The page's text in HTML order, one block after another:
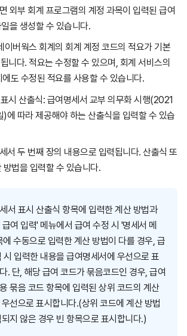
외부 회계 프로그램의 계정 과목이 입력된 급여
을 생성할 수 있습니다.
이버웍스 회계의 회계 계정 코드의 적요가 기본
니다. 적요는 수정할 수 있으며, 회계 서비스의
도 수정된 적요를 사용할 수 있습니다.
시 산출식: 급여명세서 교부 의무화 시행(2021
)에 따라 제공해야 하는 산출식을 입력할 수 있습
서 두 번째 장의 내용으로 입력됩니다. 산출식 또
방법을 입력할 수 있습니다.
서 표시 산출식 항목에 입력한 계산 방법과
여 입력' 메뉴에서 급여 수정 시 '명세서 메
에 수동으로 입력한 계산 방법이 다를 경우, 급
시 입력한 내용을 급여명세서에 우선으로 표
. 단, 해당 급여 코드가 묶음코드인 경우, 급여
묶음 코드 항목에 입력된 상위 코드의 계산
선으로 표시합니다.(상위 코드에 계산 방법
지 않은 경우 빈 항목으로 표시합니다.)